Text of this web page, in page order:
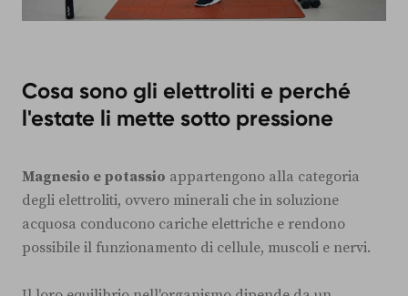
Cosa sono gli elettroliti e perché
l'estate li mette sotto pressione
Magnesio e potassio appartengono alla categoria
degli elettroliti, ovvero minerali che in soluzione
acquosa conducono cariche elettriche e rendono
possibile il funzionamento di cellule, muscoli e nervi.